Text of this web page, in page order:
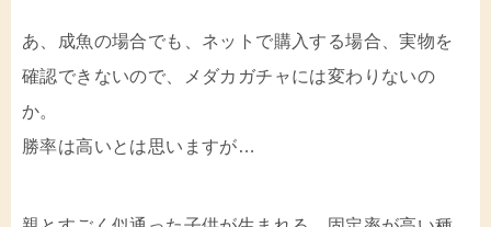
あ、成魚の場合でも、ネットで購入する場合、実物を
確認できないので、メダカガチャには変わりないの
か。
勝率は高いとは思いますが…